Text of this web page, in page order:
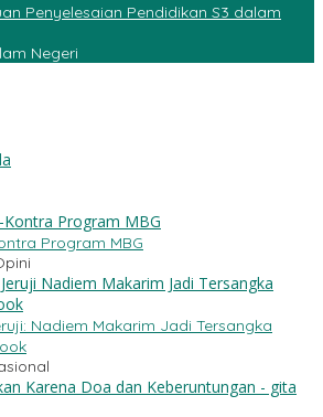
Penyelesaian Pendidikan S3 dalam
Negeri
Program MBG
Nadiem Makarim Jadi Tersangka